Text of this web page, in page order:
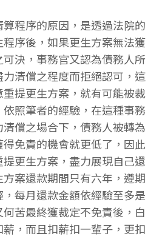
程序的原因，是透過法院的
序後，如果更生方案無法獲
決，事務官又認為債務人所
清償之程度而拒絕認可，這
提更生方案，就有可能被裁
照筆者的經驗，在這種事務
償之場合下，債務人被轉為
免責的機會就更低了，因此
更生方案，盡力展現自己還
案還款期間只有六年，遵期
每月還款金額依經驗至多是
苦最終獲裁定不免責後，白
，而且扣薪扣一輩子，更扣